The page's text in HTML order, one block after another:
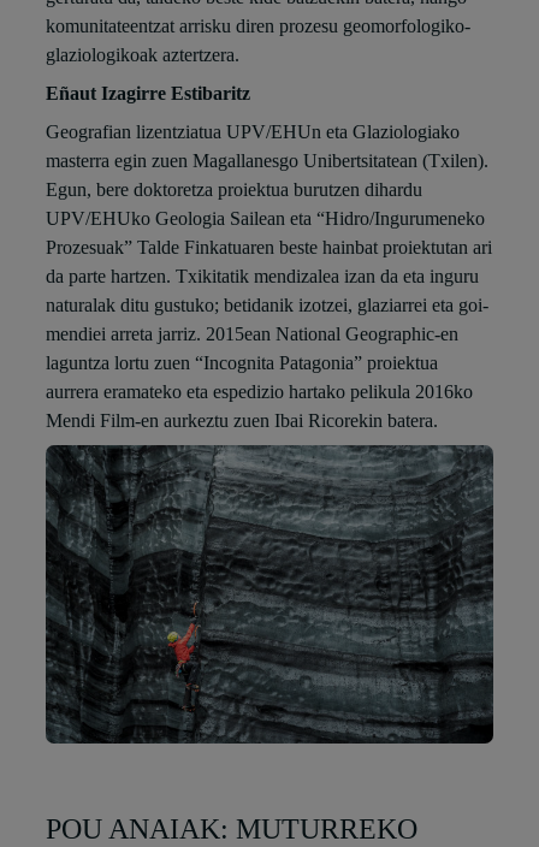
komunitateentzat arrisku diren prozesu geomorfologiko-
glaziologikoak aztertzera.
Eñaut Izagirre Estibaritz
Geografian lizentziatua UPV/EHUn eta Glaziologiako
masterra egin zuen Magallanesgo Unibertsitatean (Txilen).
Egun, bere doktoretza proiektua burutzen dihardu
UPV/EHUko Geologia Sailean eta “Hidro/Ingurumeneko
Prozesuak” Talde Finkatuaren beste hainbat proiektutan ari
da parte hartzen. Txikitatik mendizalea izan da eta inguru
naturalak ditu gustuko; betidanik izotzei, glaziarrei eta goi-
mendiei arreta jarriz. 2015ean National Geographic-en
laguntza lortu zuen “Incognita Patagonia” proiektua
aurrera eramateko eta espedizio hartako pelikula 2016ko
Mendi Film-en aurkeztu zuen Ibai Ricorekin batera.
POU ANAIAK: MUTURREKO